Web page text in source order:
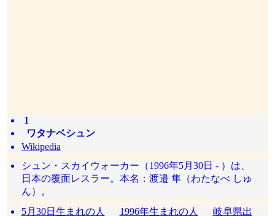
1
ワタナベシュン
Wikipedia
シュン・スカイウォーカー（1996年5月30日 - ）は、
日本の覆面レスラー。本名：渡邉 隼（わたなべ しゅ
ん）。
5月30日生まれの人
1996年生まれの人
岐阜県出